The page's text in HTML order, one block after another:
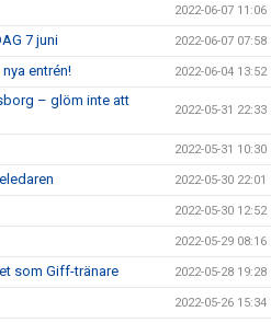
2022-06-07 11:06
7 juni 2022-06-07 07:58
entrén! 2022-06-04 13:52
– glöm inte att
2022-05-31 22:33
2022-05-31 10:30
2022-05-30 22:01
2022-05-30 12:52
2022-05-29 08:16
som Giff-tränare 2022-05-28 19:28
2022-05-26 15:34